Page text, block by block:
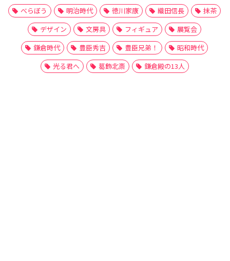
べらぼう
明治時代 徳川家康 織田信長
抹茶
デザイン
文房具 フィギュア
展覧会
鎌倉時代
豊臣秀吉 豊臣兄弟！
昭和時代
光る君へ
葛飾北斎 鎌倉殿の13人